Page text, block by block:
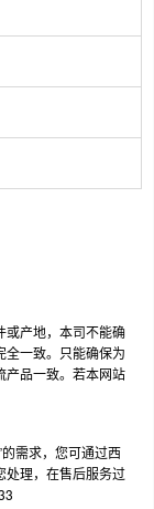
或产地，本司不能确
全一致。只能确保为
产品一致。若本网站
需求，您可通过西
处理，在售后服务过